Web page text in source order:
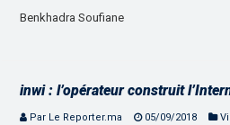
Benkhadra Soufiane
inwi : l’opérateur construit
Par Le Reporter.ma 05/09/2018